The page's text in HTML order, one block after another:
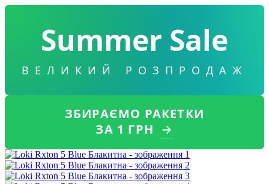
Summer Sale
ВЕЛИКИЙ РОЗПРОДАЖ
ЗБИРАЄМО РАКЕТКИ
ЗА 1 ГРН →